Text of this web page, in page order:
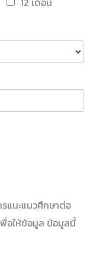
แนะแนวศึกษาต่อ
อให้ข้อมูล ข้อมูลนี้